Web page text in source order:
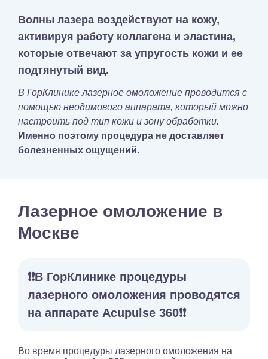
Волны лазера воздействуют на кожу,
активируя работу коллагена и эластина,
которые отвечают за упругость кожи и ее
подтянутый вид.
В ГорКлинике лазерное омоложение проводится с
помощью неодимового аппарата, который можно
настроить под тип кожи и зону обработки.
Именно поэтому процедура не доставляет
болезненных ощущений.
Лазерное омоложение в
Москве
❗️❗️В ГорКлинике процедуры
лазерного омоложения проводятся
на аппарате Acupulse 360❗️❗️
Во время процедуры лазерного омоложения на